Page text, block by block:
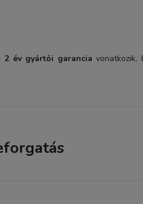
2 év gyártói garancia vonatkozik,